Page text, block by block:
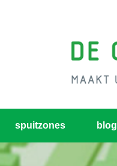
spuitzones blog